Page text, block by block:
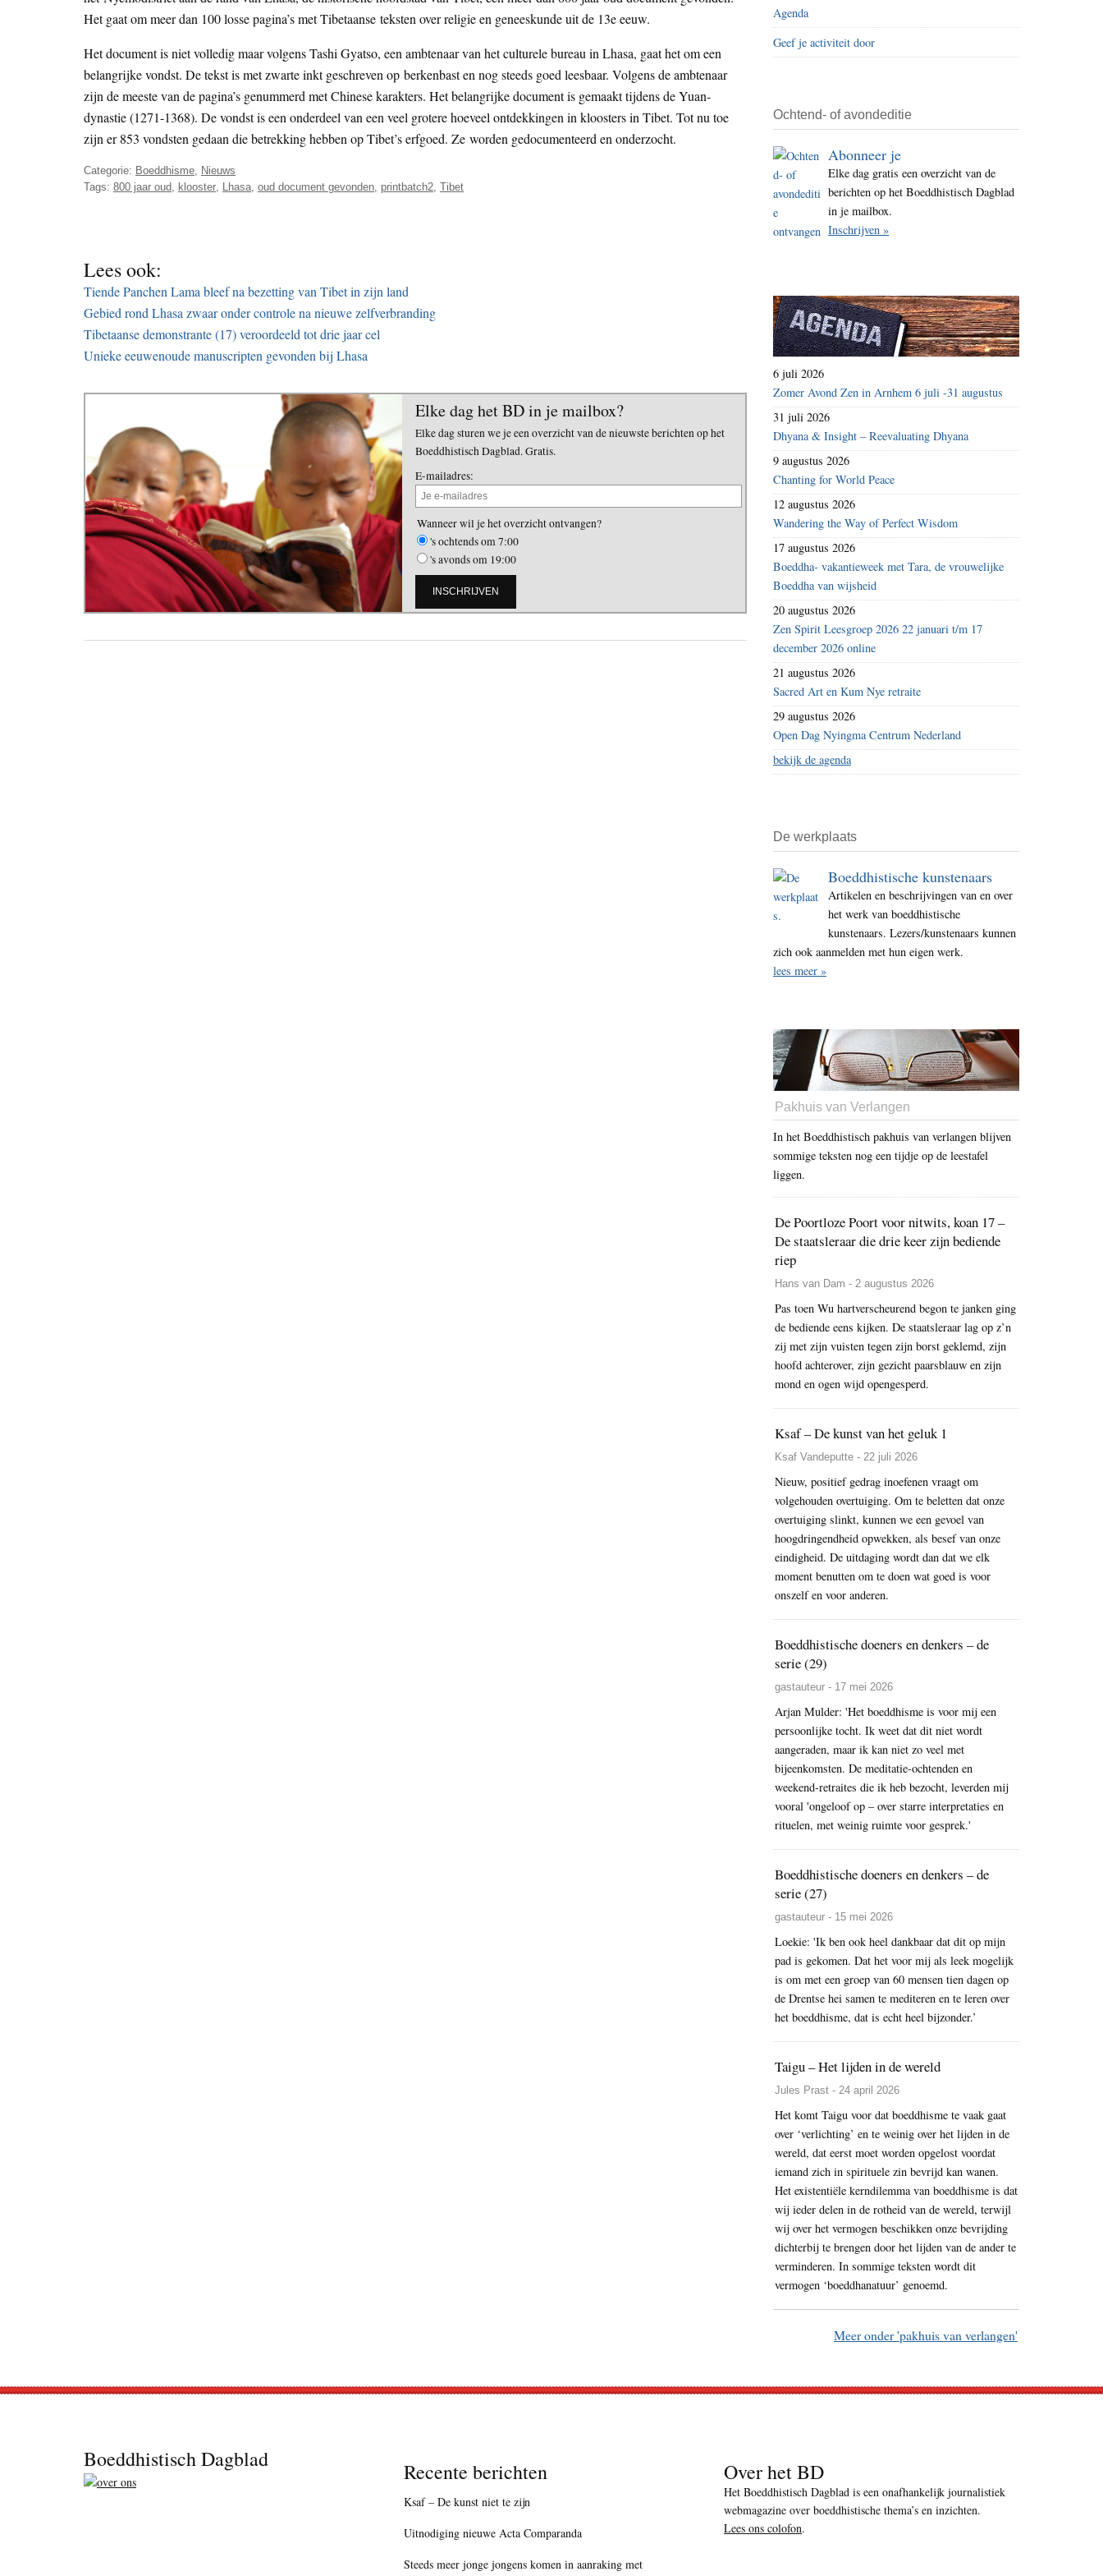
i
t
e
Het gaat om meer dan 100 losse pagina’s met Tibetaanse teksten over religie en geneeskunde uit de 13e eeuw.
Het document is niet volledig maar volgens Tashi Gyatso, een ambtenaar van het culturele bureau in Lhasa, gaat het om een
belangrijke vondst. De tekst is met zwarte inkt geschreven op berkenbast en nog steeds goed leesbaar. Volgens de ambtenaar
zijn de meeste van de pagina’s genummerd met Chinese karakters. Het belangrijke document is gemaakt tijdens de Yuan-
dynastie (1271-1368). De vondst is een onderdeel van een veel grotere hoeveel ontdekkingen in kloosters in Tibet. Tot nu toe
zijn er 853 vondsten gedaan die betrekking hebben op Tibet’s erfgoed. Ze worden gedocumenteerd en onderzocht.
Categorie: Boeddhisme, Nieuws
Tags: 800 jaar oud, klooster, Lhasa, oud document gevonden, printbatch2, Tibet
Lees ook:
Tiende Panchen Lama bleef na bezetting van Tibet in zijn land
Gebied rond Lhasa zwaar onder controle na nieuwe zelfverbranding
Tibetaanse demonstrante (17) veroordeeld tot drie jaar cel
Unieke eeuwenoude manuscripten gevonden bij Lhasa
Elke dag het BD in je mailbox?
Elke dag sturen we je een overzicht van de nieuwste berichten op het
Boeddhistisch Dagblad. Gratis.
E-mailadres:
Wanneer wil je het overzicht ontvangen?
's ochtends om 7:00
's avonds om 19:00
Agenda
Geef je activiteit door
Ochtend- of avondeditie
Abonneer je
Elke dag gratis een overzicht van de
berichten op het Boeddhistisch Dagblad
in je mailbox.
Inschrijven »
6 juli 2026
Zomer Avond Zen in Arnhem 6 juli -31 augustus
31 juli 2026
Dhyana & Insight – Reevaluating Dhyana
9 augustus 2026
Chanting for World Peace
12 augustus 2026
Wandering the Way of Perfect Wisdom
17 augustus 2026
Boeddha- vakantieweek met Tara, de vrouwelijke
Boeddha van wijsheid
20 augustus 2026
Zen Spirit Leesgroep 2026 22 januari t/m 17
december 2026 online
21 augustus 2026
Sacred Art en Kum Nye retraite
29 augustus 2026
Open Dag Nyingma Centrum Nederland
bekijk de agenda
De werkplaats
Boeddhistische kunstenaars
Artikelen en beschrijvingen van en over
het werk van boeddhistische
kunstenaars. Lezers/kunstenaars kunnen
zich ook aanmelden met hun eigen werk.
lees meer »
Pakhuis van Verlangen
In het Boeddhistisch pakhuis van verlangen blijven
sommige teksten nog een tijdje op de leestafel
liggen.
De Poortloze Poort voor nitwits, koan 17 –
De staatsleraar die drie keer zijn bediende
riep
Hans van Dam - 2 augustus 2026
Pas toen Wu hartverscheurend begon te janken ging
de bediende eens kijken. De staatsleraar lag op z’n
zij met zijn vuisten tegen zijn borst geklemd, zijn
hoofd achterover, zijn gezicht paarsblauw en zijn
mond en ogen wijd opengesperd.
Ksaf – De kunst van het geluk 1
Ksaf Vandeputte - 22 juli 2026
Nieuw, positief gedrag inoefenen vraagt om
volgehouden overtuiging. Om te beletten dat onze
overtuiging slinkt, kunnen we een gevoel van
hoogdringendheid opwekken, als besef van onze
eindigheid. De uitdaging wordt dan dat we elk
moment benutten om te doen wat goed is voor
onszelf en voor anderen.
Boeddhistische doeners en denkers – de
serie (29)
gastauteur - 17 mei 2026
Arjan Mulder: 'Het boeddhisme is voor mij een
persoonlijke tocht. Ik weet dat dit niet wordt
aangeraden, maar ik kan niet zo veel met
bijeenkomsten. De meditatie-ochtenden en
weekend-retraites die ik heb bezocht, leverden mij
vooral 'ongeloof op – over starre interpretaties en
rituelen, met weinig ruimte voor gesprek.'
Boeddhistische doeners en denkers – de
serie (27)
gastauteur - 15 mei 2026
Loekie: 'Ik ben ook heel dankbaar dat dit op mijn
pad is gekomen. Dat het voor mij als leek mogelijk
is om met een groep van 60 mensen tien dagen op
de Drentse hei samen te mediteren en te leren over
het boeddhisme, dat is echt heel bijzonder.’
Taigu – Het lijden in de wereld
Jules Prast - 24 april 2026
Het komt Taigu voor dat boeddhisme te vaak gaat
over ‘verlichting’ en te weinig over het lijden in de
wereld, dat eerst moet worden opgelost voordat
iemand zich in spirituele zin bevrijd kan wanen.
Het existentiële kerndilemma van boeddhisme is dat
wij ieder delen in de rotheid van de wereld, terwijl
wij over het vermogen beschikken onze bevrijding
dichterbij te brengen door het lijden van de ander te
verminderen. In sommige teksten wordt dit
vermogen ‘boeddhanatuur’ genoemd.
Meer onder 'pakhuis van verlangen'
Boeddhistisch Dagblad Recente berichten
Ksaf – De kunst niet te zijn
Uitnodiging nieuwe Acta Comparanda
Steeds meer jonge jongens komen in aanraking met
Over het BD
Het Boeddhistisch Dagblad is een onafhankelijk journalistiek
webmagazine over boeddhistische thema’s en inzichten.
Lees ons colofon.